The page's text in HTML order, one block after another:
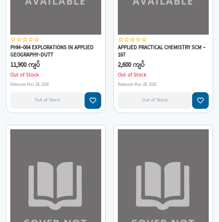
star_borderstar_borderstar_borderstar_borderstar_border
PHM-064 EXPLORATIONS IN APPLIED
GEOGRAPHY-DUTT
11,900 ကျပ်
Out of Stock
Releases Mar 28, 2026
Out of Stock favorite_border
star_borderstar_borderstar_borderstar_borderstar_border
APPLIED PRACTICAL CHEMISTRY SCM -
167
2,600 ကျပ်
Out of Stock
Releases Mar 28, 2026
Out of Stock favorite_border